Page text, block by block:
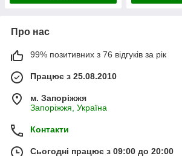
Про нас
99% позитивних з 76 відгуків за рік
Працює з 25.08.2010
м. Запоріжжя
Запоріжжя, Україна
Контакти
Сьогодні працює з 09:00 до 20:00